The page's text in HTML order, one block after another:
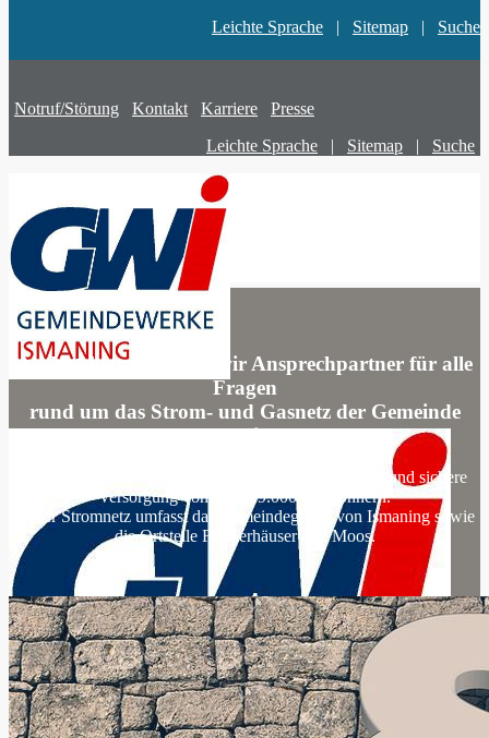
Leichte Sprache | Sitemap | Suche
Notruf/Störung Kontakt Karriere
Presse
Leichte Sprache | Sitemap | Suche
Als Netzbetreiber sind wir Ansprechpartner für alle
Fragen
rund um das Strom- und Gasnetz der Gemeinde
Ismaning.
Mit unseren Services sorgen wir für eine nachhaltige und sichere
Versorgung von rund 19.000 Einwohnern.
Unser Stromnetz umfasst das Gemeindegebiet von Ismaning sowie
die Ortsteile Fischerhäuser und Moos.